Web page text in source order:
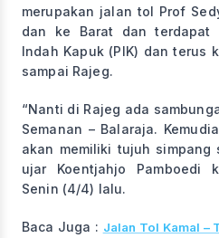
merupakan jalan tol Prof
dan ke Barat dan terdapat
Indah Kapuk (PIK) dan terus
sampai Rajeg.
“Nanti di Rajeg ada
Semanan – Balaraja.
akan memiliki tujuh simpang
ujar Koentjahjo Pamboedi
Senin (4/4) lalu.
Baca Juga : Jalan Tol Kamal –